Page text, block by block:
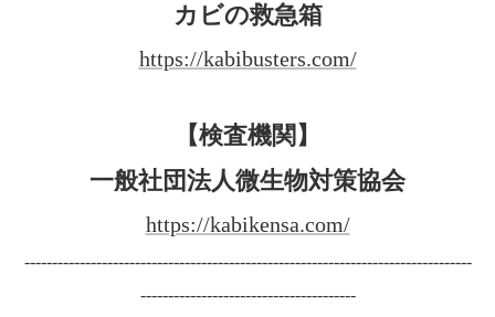
カビの救急箱
https://kabibusters.com/
【検査機関】
一般社団法人微生物対策協会
https://kabikensa.com/
---------------------------------------------------------------------------------
---------------------------------------